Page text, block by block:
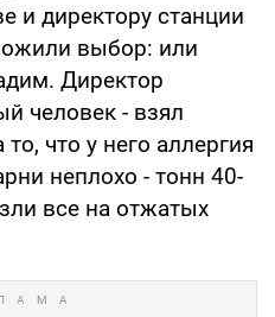
и директору станции
выбор: или
Директор
человек - взял
что у него аллергия
неплохо - тонн 40-
все на отжатых